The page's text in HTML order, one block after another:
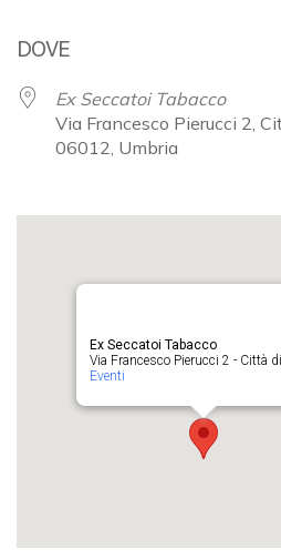
DOVE
Ex Seccatoi Tabacco
Via Francesco Pierucci 2,
06012, Umbria
Ex Seccatoi Tabacco
Via Francesco Pierucci 2 - Città
Eventi